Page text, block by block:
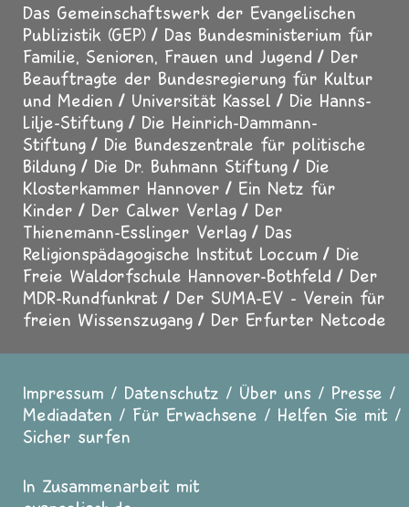
Das Gemeinschaftswerk der Evangelischen
Publizistik (GEP)
Das Bundesministerium für
Familie, Senioren, Frauen und Jugend
Der
Beauftragte der Bundesregierung für Kultur
und Medien
Universität Kassel
Die Hanns-
Lilje-Stiftung
Die Heinrich-Dammann-
Stiftung
Die Bundeszentrale für politische
Bildung
Die Dr. Buhmann Stiftung
Die
Klosterkammer Hannover
Ein Netz für
Kinder
Der Calwer Verlag
Der
Thienemann-Esslinger Verlag
Das
Religionspädagogische Institut Loccum
Die
Freie Waldorfschule Hannover-Bothfeld
Der
MDR-Rundfunkrat
Der SUMA-EV - Verein für
freien Wissenszugang
Der Erfurter Netcode
Fußzeile
Impressum Datenschutz Über uns
Presse
Mediadaten
Für Erwachsene
Helfen Sie mit
Sicher surfen
In Zusammenarbeit mit